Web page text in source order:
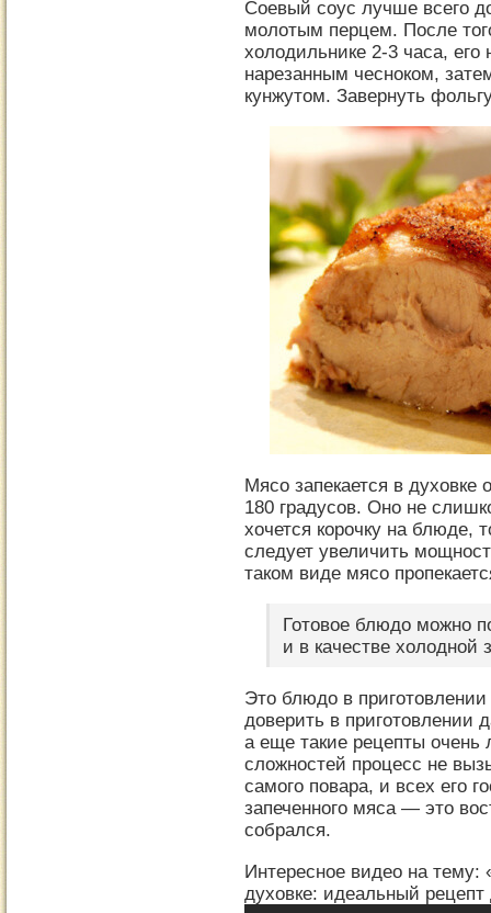
Соевый соус лучше всего
молотым перцем. После
холодильнике 2-3 часа,
нарезанным чесноком,
кунжутом. Завернуть
Мясо запекается в духовке
180 градусов. Оно не
хочется корочку на блюде,
следует увеличить
таком виде мясо
Готовое блюдо можно
и в качестве холодной
Это блюдо в
доверить в приготовлении
а еще такие рецепты
сложностей процесс не
самого повара, и всех его
запеченного мяса — это
собрался.
Интересное видео на
духовке: идеальный